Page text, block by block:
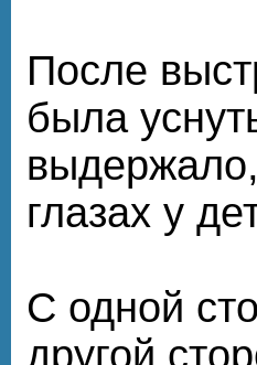
После
была
глазах у
С одной
другой